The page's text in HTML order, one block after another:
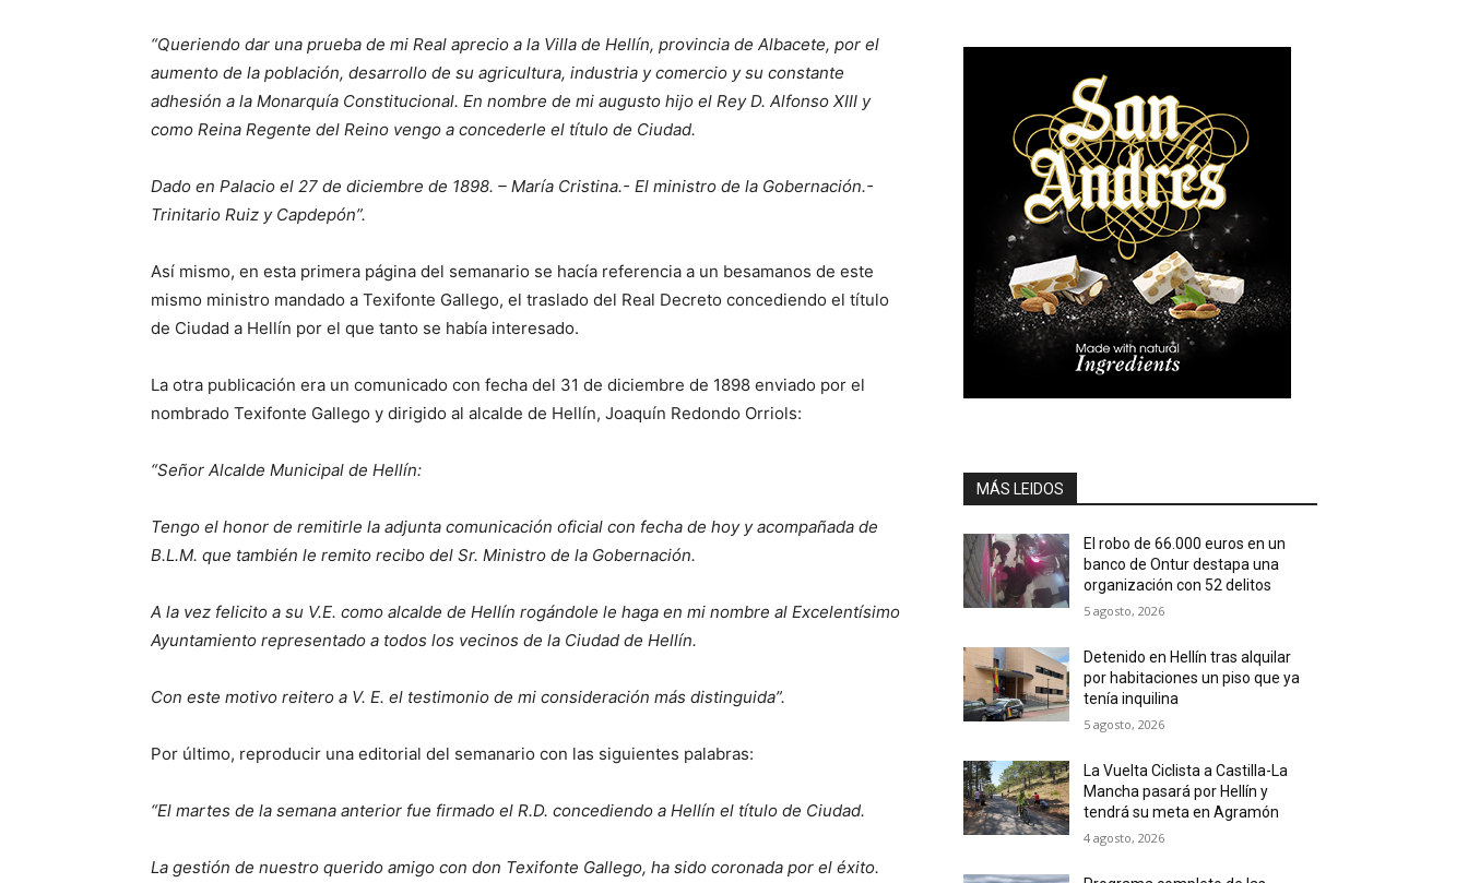
“Queriendo dar una prueba de mi Real aprecio a la Villa de Hellín, provincia de Albacete, por el
aumento de la población, desarrollo de su agricultura, industria y comercio y su constante
adhesión a la Monarquía Constitucional. En nombre de mi augusto hijo el Rey D. Alfonso XIII y
como Reina Regente del Reino vengo a concederle el título de Ciudad.
Dado en Palacio el 27 de diciembre de 1898. – María Cristina.- El ministro de la Gobernación.-
Trinitario Ruiz y Capdepón”.
Así mismo, en esta primera página del semanario se hacía referencia a un besamanos de este
mismo ministro mandado a Texifonte Gallego, el traslado del Real Decreto concediendo el título
de Ciudad a Hellín por el que tanto se había interesado.
La otra publicación era un comunicado con fecha del 31 de diciembre de 1898 enviado por el
nombrado Texifonte Gallego y dirigido al alcalde de Hellín, Joaquín Redondo Orriols:
“Señor Alcalde Municipal de Hellín:
Tengo el honor de remitirle la adjunta comunicación oficial con fecha de hoy y acompañada de
B.L.M. que también le remito recibo del Sr. Ministro de la Gobernación.
A la vez felicito a su V.E. como alcalde de Hellín rogándole le haga en mi nombre al Excelentísimo
Ayuntamiento representado a todos los vecinos de la Ciudad de Hellín.
Con este motivo reitero a V. E. el testimonio de mi consideración más distinguida”.
Por último, reproducir una editorial del semanario con las siguientes palabras:
“El martes de la semana anterior fue firmado el R.D. concediendo a Hellín el título de Ciudad.
La gestión de nuestro querido amigo con don Texifonte Gallego, ha sido coronada por el éxito.
MÁS LEIDOS
El robo de 66.000 euros en un
banco de Ontur destapa una
organización con 52 delitos
5 agosto, 2026
Detenido en Hellín tras alquilar
por habitaciones un piso que ya
tenía inquilina
5 agosto, 2026
La Vuelta Ciclista a Castilla-La
Mancha pasará por Hellín y
tendrá su meta en Agramón
4 agosto, 2026